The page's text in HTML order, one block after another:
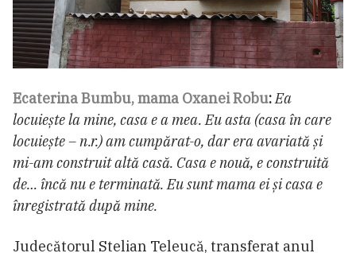
Ecaterina Bumbu, mama Oxanei Robu:Ea
locuiește la mine, casa e a mea. Eu asta (casa în care
locuiește – n.r.) am cumpărat-o, dar era avariată și
mi-am construit altă casă. Casa e nouă, e construită
de… încă nu e terminată. Eu sunt mama ei și casa e
înregistrată după mine.
Judecătorul Stelian Teleucă, transferat anul